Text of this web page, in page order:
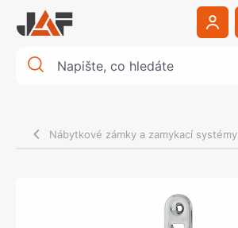
Nábytkové zámky a zamykací systémy